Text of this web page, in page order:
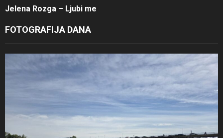
Jelena Rozga – Ljubi me
FOTOGRAFIJA DANA